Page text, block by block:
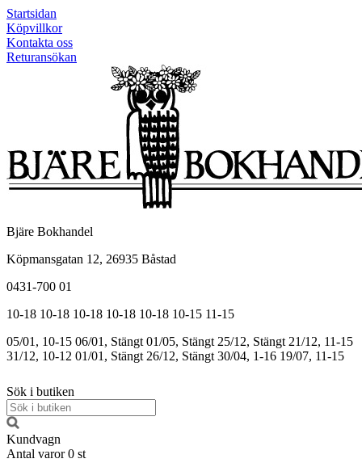
Startsidan
Köpvillkor
Kontakta oss
Returansökan
Bjäre Bokhandel
Köpmansgatan 12, 26935 Båstad
0431-700 01
10-18 10-18 10-18 10-18 10-18 10-15 11-15
05/01, 10-15 06/01, Stängt 01/05, Stängt 25/12, Stängt 21/12, 11-15
31/12, 10-12 01/01, Stängt 26/12, Stängt 30/04, 1-16 19/07, 11-15
Sök i butiken
Kundvagn
Antal varor 0 st